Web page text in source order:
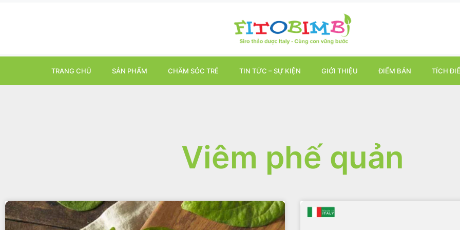
TRANG CHỦ SẢN PHẨM CHĂM SÓC TRẺ TIN TỨC – SỰ KIỆN GIỚI THIỆU ĐIỂM BÁN TÍCH
Viêm phế quản